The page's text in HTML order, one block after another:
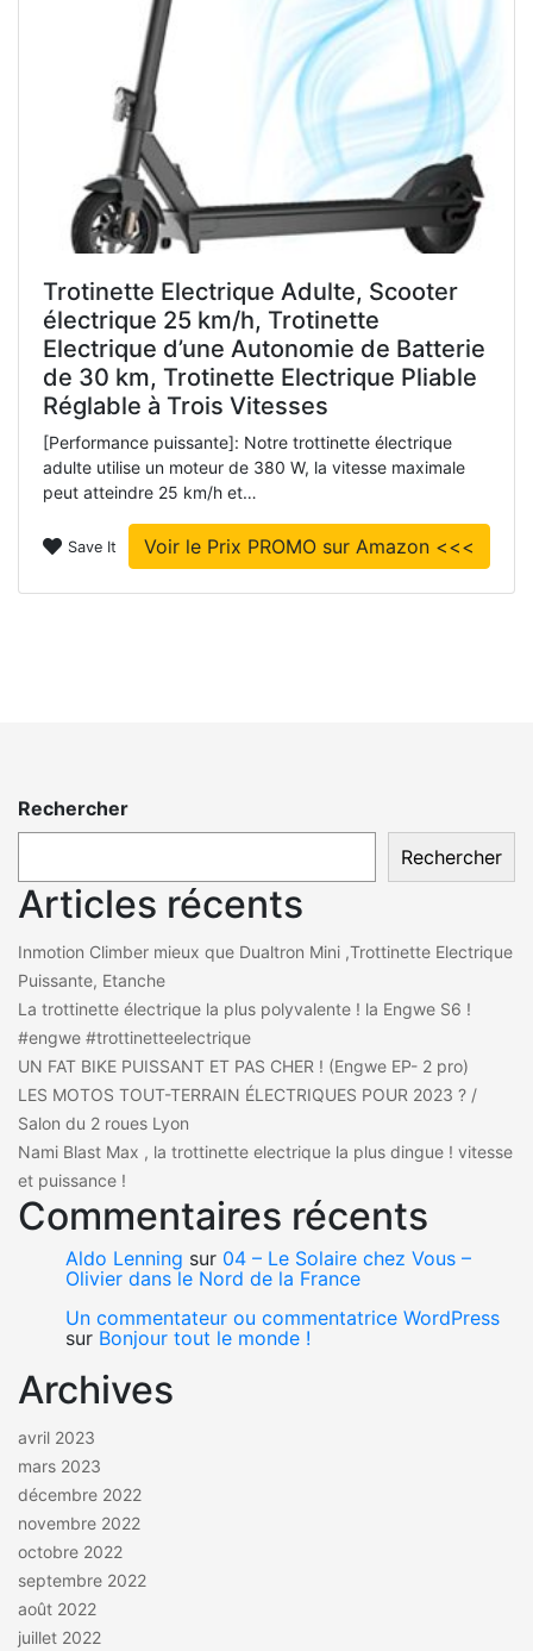
Trotinette Electrique Adulte, Scooter
électrique 25 km/h, Trotinette
Electrique d’une Autonomie de Batterie
de 30 km, Trotinette Electrique Pliable
Réglable à Trois Vitesses
[Performance puissante]: Notre trottinette électrique
adulte utilise un moteur de 380 W, la vitesse maximale
peut atteindre 25 km/h et…
Save It Voir le Prix PROMO sur Amazon <<<
Rechercher
Rechercher
Articles récents
Inmotion Climber mieux que Dualtron Mini ,Trottinette Electrique
Puissante, Etanche
La trottinette électrique la plus polyvalente ! la Engwe S6 !
#engwe #trottinetteelectrique
UN FAT BIKE PUISSANT ET PAS CHER ! (Engwe EP- 2 pro)
LES MOTOS TOUT-TERRAIN ÉLECTRIQUES POUR 2023 ? /
Salon du 2 roues Lyon
Nami Blast Max , la trottinette electrique la plus dingue ! vitesse
et puissance !
Commentaires récents
Aldo Lenning sur 04 – Le Solaire chez Vous –
Olivier dans le Nord de la France
Un commentateur ou commentatrice WordPress
sur Bonjour tout le monde !
Archives
avril 2023
mars 2023
décembre 2022
novembre 2022
octobre 2022
septembre 2022
août 2022
juillet 2022